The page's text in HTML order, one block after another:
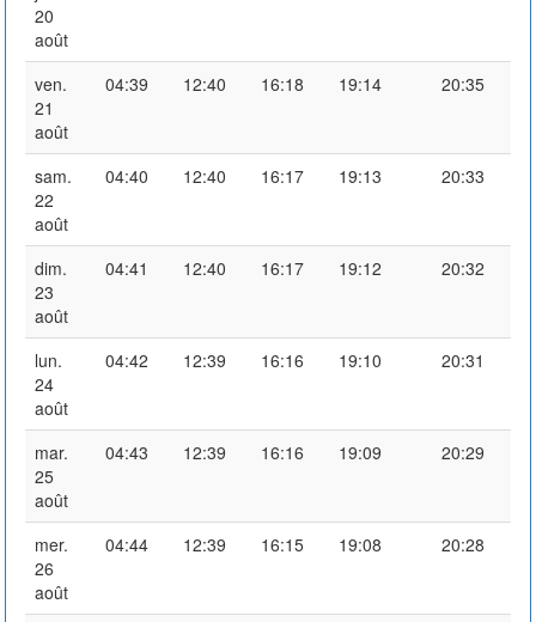
20
août
ven.
21
août
04:39 12:40 16:18 19:14 20:35
sam.
22
août
04:40 12:40 16:17 19:13 20:33
dim.
23
août
04:41 12:40 16:17 19:12 20:32
lun.
24
août
04:42 12:39 16:16 19:10 20:31
mar.
25
août
04:43 12:39 16:16 19:09 20:29
mer.
26
août
04:44 12:39 16:15 19:08 20:28